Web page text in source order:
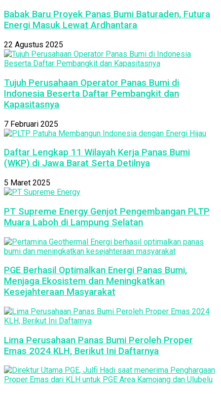
Babak Baru Proyek Panas Bumi Baturaden, Futura
Energi Masuk Lewat Ardhantara
22 Agustus 2025
Tujuh Perusahaan Operator Panas Bumi di
Indonesia Beserta Daftar Pembangkit dan
Kapasitasnya
7 Februari 2025
Daftar Lengkap 11 Wilayah Kerja Panas Bumi
(WKP) di Jawa Barat Serta Detilnya
5 Maret 2025
PT Supreme Energy Genjot Pengembangan PLTP
Muara Laboh di Lampung Selatan
PGE Berhasil Optimalkan Energi Panas Bumi,
Menjaga Ekosistem dan Meningkatkan
Kesejahteraan Masyarakat
Lima Perusahaan Panas Bumi Peroleh Proper
Emas 2024 KLH, Berikut Ini Daftarnya